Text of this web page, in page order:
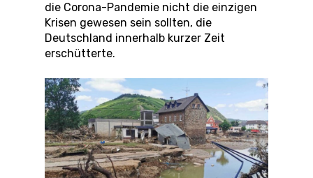
die Corona-Pandemie nicht die einzigen
Krisen gewesen sein sollten, die
Deutschland innerhalb kurzer Zeit
erschütterte.